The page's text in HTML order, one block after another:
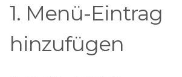
1. Menü-Eintrag
hinzufügen